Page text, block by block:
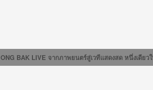
ONG BAK LIVE จากภาพยนตร์สู่เวทีแสดงสด หนึ่งเดีย